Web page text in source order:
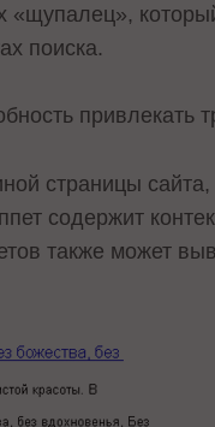
«щупалец»,
поиска.
привлекать
страницы сайта,
содержит
также может